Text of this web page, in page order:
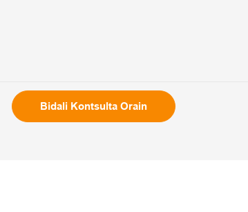
Bidali Kontsulta Orain